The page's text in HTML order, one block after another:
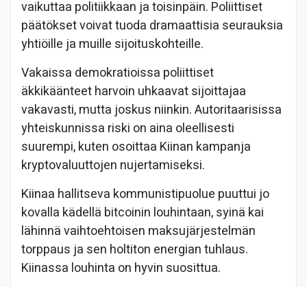
vaikuttaa politiikkaan ja toisinpäin. Poliittiset
päätökset voivat tuoda dramaattisia seurauksia
yhtiöille ja muille sijoituskohteille.
Vakaissa demokratioissa poliittiset
äkkikäänteet harvoin uhkaavat sijoittajaa
vakavasti, mutta joskus niinkin. Autoritaarisissa
yhteiskunnissa riski on aina oleellisesti
suurempi, kuten osoittaa Kiinan kampanja
kryptovaluuttojen nujertamiseksi.
Kiinaa hallitseva kommunistipuolue puuttui jo
kovalla kädellä bitcoinin louhintaan, syinä kai
lähinnä vaihtoehtoisen maksujärjestelmän
torppaus ja sen holtiton energian tuhlaus.
Kiinassa louhinta on hyvin suosittua.